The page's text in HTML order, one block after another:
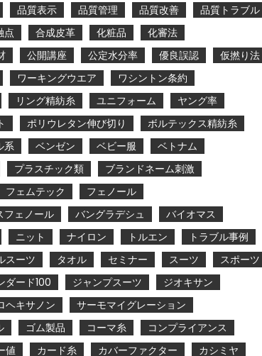
品質表示 品質管理 品質改善
品質トラブル
点 合成皮革 化粧品
化審法
公開講座 公定水分率 優良誤認
仮撚り法
ワーキングウエア
ワシントン条約
リング精紡糸 ユニフォーム
ヤング率
ポリウレタン伸び切り
ボルテックス精紡糸
系 ベンゼン ベビー服
ベトナム
プラスチック類
ブランドネーム刺激
フェムテック
フェノール
フェノール バングラデシュ
バイオマス
ニット ナイロン トルエン
トラブル事例
スーツ タオル セミナー スーツ
スポーツ
ダード100 ジャンプスーツ
ジオキサン
ヘキサノン
サーモマイグレーション
ゴム製品 コーマ糸
コンプライアンス
値 カード糸 カバーファクター
カシミヤ